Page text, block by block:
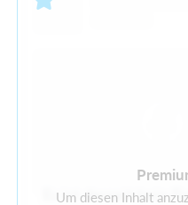
Um diesen Inhalt
Es ist derzeit kein